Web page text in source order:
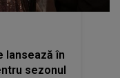
lansează în
sezonul